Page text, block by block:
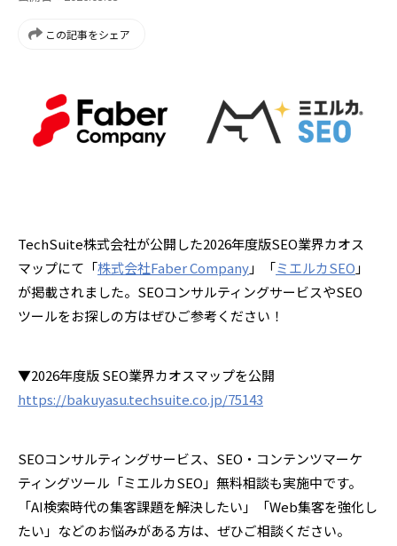
この記事をシェア
TechSuite株式会社が公開した2026年度版SEO業界カオス
マップにて「株式会社Faber Company」「ミエルカSEO 」
が掲載されました。SEOコンサルティングサービスやSEO
ツールをお探しの方はぜひご参考ください！
▼2026年度版 SEO業界カオスマップを公開
https://bakuyasu.techsuite.co.jp/75143
SEOコンサルティングサービス、SEO・コンテンツマーケ
ティングツール「ミエルカSEO」無料相談も実施中です。
「AI検索時代の集客課題を解決したい」「Web集客を強化し
たい」などのお悩みがある方は、ぜひご相談ください。